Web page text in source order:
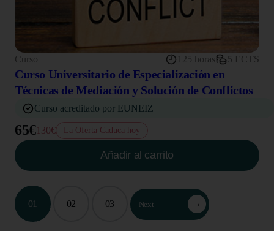
Curso 125 horas 5 ECTS
Curso Universitario de Especialización en
Técnicas de Mediación y Solución de Conflictos
Curso acreditado por EUNEIZ
65€130€ La Oferta Caduca hoy
Añadir al carrito
01 02 03 Next →